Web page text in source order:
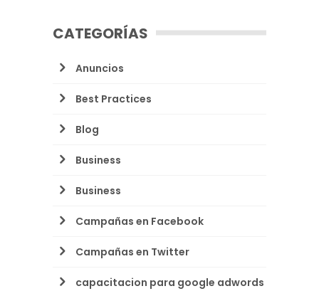
CATEGORÍAS
Anuncios
Best Practices
Blog
Business
Business
Campañas en Facebook
Campañas en Twitter
capacitacion para google adwords